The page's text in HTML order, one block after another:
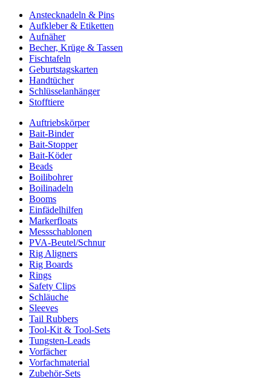
Anstecknadeln & Pins
Aufkleber & Etiketten
Aufnäher
Becher, Krüge & Tassen
Fischtafeln
Geburtstagskarten
Handtücher
Schlüsselanhänger
Stofftiere
Auftriebskörper
Bait-Binder
Bait-Stopper
Bait-Köder
Beads
Boilibohrer
Boilinadeln
Booms
Einfädelhilfen
Markerfloats
Messschablonen
PVA-Beutel/Schnur
Rig Aligners
Rig Boards
Rings
Safety Clips
Schläuche
Sleeves
Tail Rubbers
Tool-Kit & Tool-Sets
Tungsten-Leads
Vorfächer
Vorfachmaterial
Zubehör-Sets